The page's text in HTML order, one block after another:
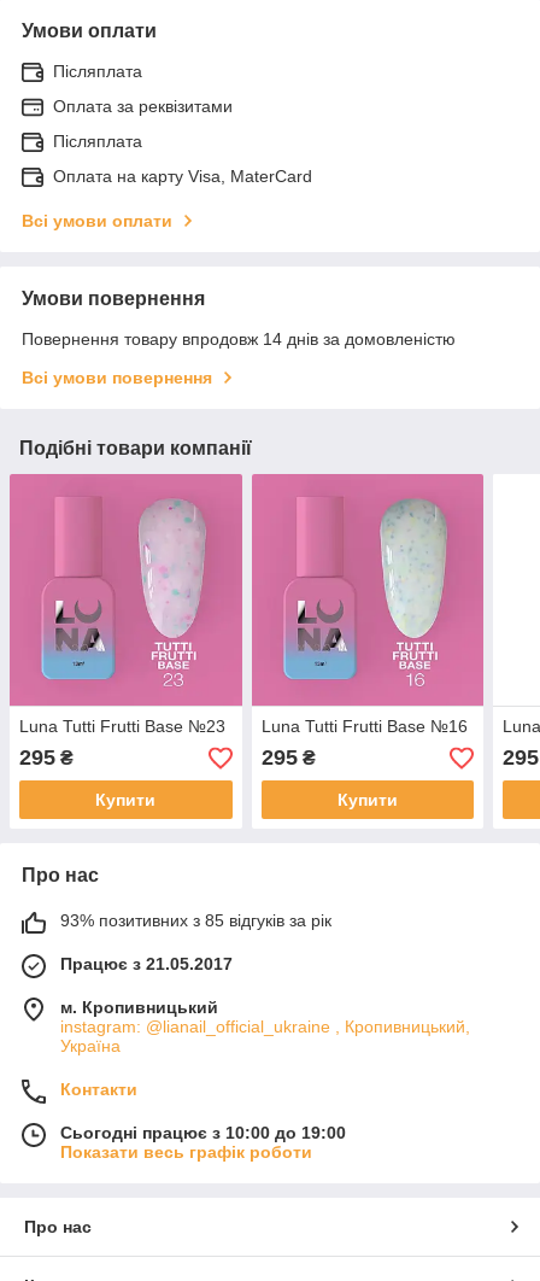
Умови оплати
Післяплата
Оплата за реквізитами
Післяплата
Оплата на карту Visa, MaterCard
Всі умови оплати
Умови повернення
Повернення товару впродовж 14 днів за домовленістю
Всі умови повернення
Подібні товари компанії
Luna Tutti Frutti Base №23
295 ₴
Купити
Luna Tutti Frutti Base №16
295₴
Купити
295
Про нас
93% позитивних з 85 відгуків за рік
Працює з 21.05.2017
м. Кропивницький
instagram: @lianail_official_ukraine , Кропивницький,
Україна
Контакти
Сьогодні працює з 10:00 до 19:00
Показати весь графік роботи
Про нас